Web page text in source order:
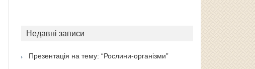
Недавні записи
Презентація на тему: “Рослини-організми”